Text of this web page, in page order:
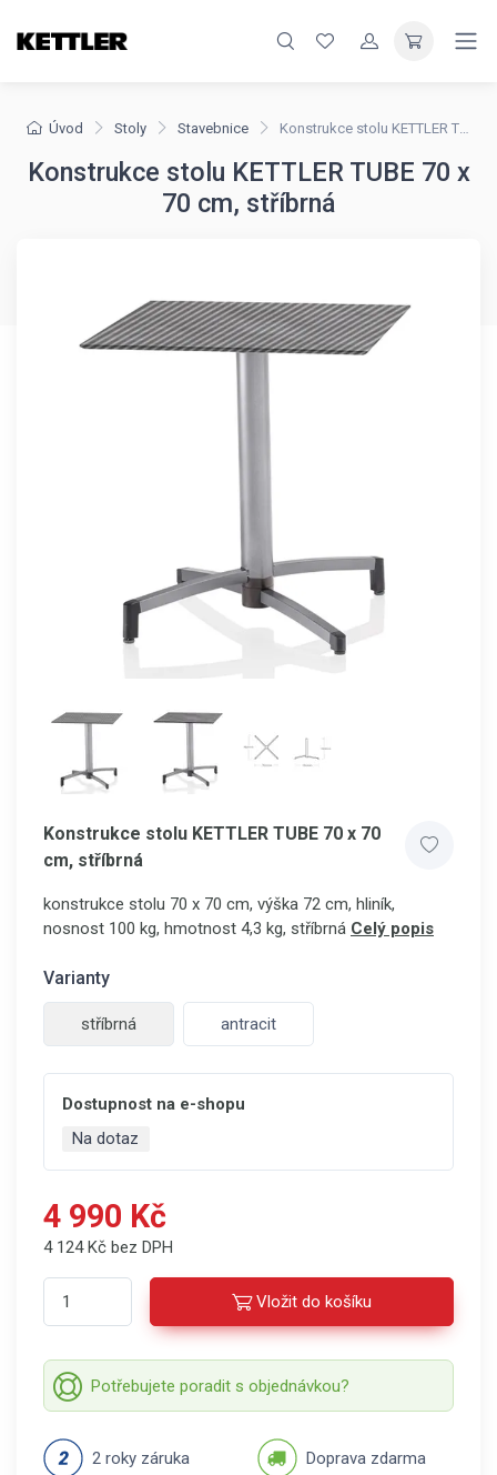
Úvod Stoly Stavebnice Konstrukce stolu KETTLER TUBE 70 x 70 cm, stříbrná
Konstrukce stolu KETTLER TUBE 70 x
70 cm, stříbrná
Konstrukce stolu KETTLER TUBE 70 x 70
cm, stříbrná
konstrukce stolu 70 x 70 cm, výška 72 cm, hliník,
nosnost 100 kg, hmotnost 4,3 kg, stříbrná Celý popis
Varianty
stříbrná antracit
Dostupnost na e-shopu
Na dotaz
4 990 Kč
4 124 Kč bez DPH
Vložit do košíku
Potřebujete poradit s objednávkou?
2 roky záruka Doprava zdarma